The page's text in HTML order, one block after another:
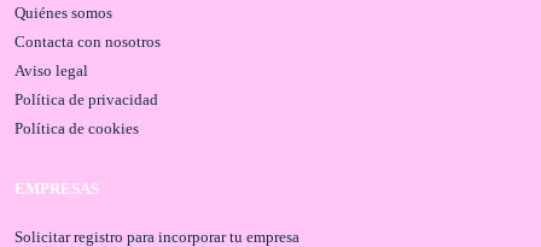
Quiénes somos
Contacta con nosotros
Aviso legal
Política de privacidad
Política de cookies
EMPRESAS
Solicitar registro para incorporar tu empresa